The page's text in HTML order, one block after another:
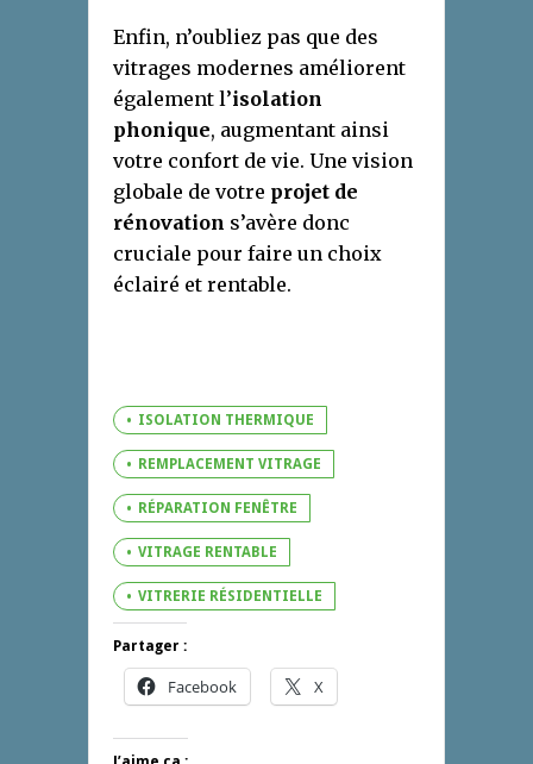
Enfin, n’oubliez pas que des
vitrages modernes améliorent
également l’isolation
phonique, augmentant ainsi
votre confort de vie. Une vision
globale de votre projet de
rénovation s’avère donc
cruciale pour faire un choix
éclairé et rentable.
ISOLATION THERMIQUE
REMPLACEMENT VITRAGE
RÉPARATION FENÊTRE
VITRAGE RENTABLE
VITRERIE RÉSIDENTIELLE
Partager :
Facebook X